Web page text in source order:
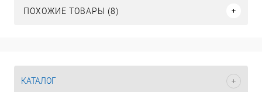
ПОХОЖИЕ ТОВАРЫ (8)
КАТАЛОГ